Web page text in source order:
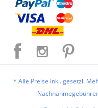
* Alle Preise inkl. gesetzl.